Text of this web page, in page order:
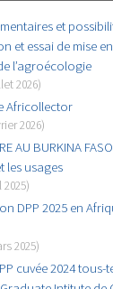
et
et essai de mise
l’agroécologie
2026)
Africollector
2026)
AU BURKINA
les usages
DPP 2025 en
2025)
cuvée 2024 tous-